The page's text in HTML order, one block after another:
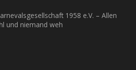
1958 e.V. – Allen
und niemand weh